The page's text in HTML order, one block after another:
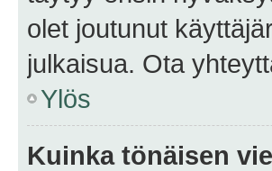
olet joutunut
julkaisua. Ota
Ylös
Kuinka tönäisen